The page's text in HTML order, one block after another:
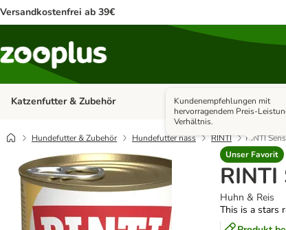
Versandkostenfrei ab 39€
Katzenfutter & Zubehör Kategorie-Menü öffnen:
Hundefutter & Zubehör
Hundefutter & Zubehör Hundefutter nass RINTI
RINTI
Unser Favorit
Kundenempfehlungen mit
hervorragendem Preis-
Verhältnis.
Huhn & Reis
This is a stars